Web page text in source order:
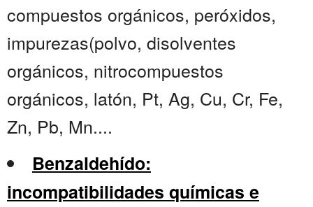
compuestos orgánicos, peróxidos,
impurezas(polvo, disolventes
orgánicos, nitrocompuestos
orgánicos, latón, Pt, Ag, Cu, Cr, Fe,
Zn, Pb, Mn....
Benzaldehído:
incompatibilidades químicas e